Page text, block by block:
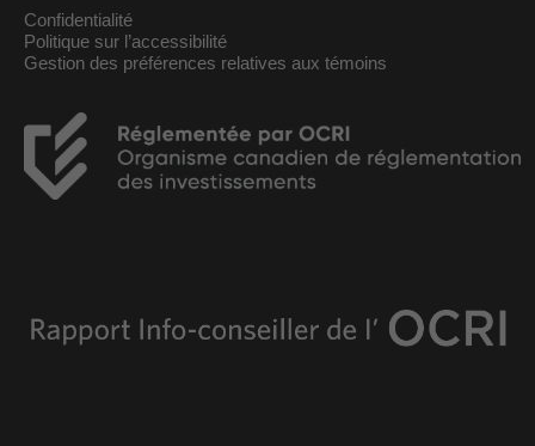
Confidentialité
Politique sur l’accessibilité
Gestion des préférences relatives aux témoins